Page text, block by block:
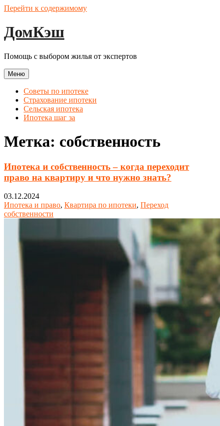
Перейти к содержимому
ДомКэш
Помощь с выбором жилья от экспертов
Меню
Советы по ипотеке
Страхование ипотеки
Сельская ипотека
Ипотека шаг за
Метка: собственность
Ипотека и собственность – когда переходит
право на квартиру и что нужно знать?
03.12.2024
Ипотека и право, Квартира по ипотеки, Переход
собственности